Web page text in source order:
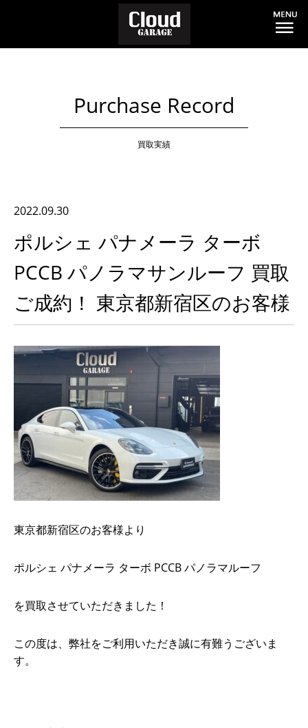
Purchase Record
買取実績
2022.09.30
ポルシェ パナメーラ ターボ
PCCB パノラマサンルーフ 買取
ご成約！ 東京都新宿区のお客様
東京都新宿区のお客様より
ポルシェ パナメーラ ターボ PCCB パノラマルーフ
を買取させていただきました！
この度は、弊社をご利用いただき誠に有難うございま
す。